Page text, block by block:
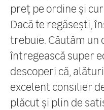
preț pe ordine și
Dacă te regăsești,
trebuie. Căutăm un
întregească super
descoperi că,
excelent consilier
plăcut și plin de